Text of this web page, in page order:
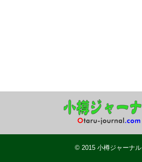
© 2015 小樽ジャーナル.